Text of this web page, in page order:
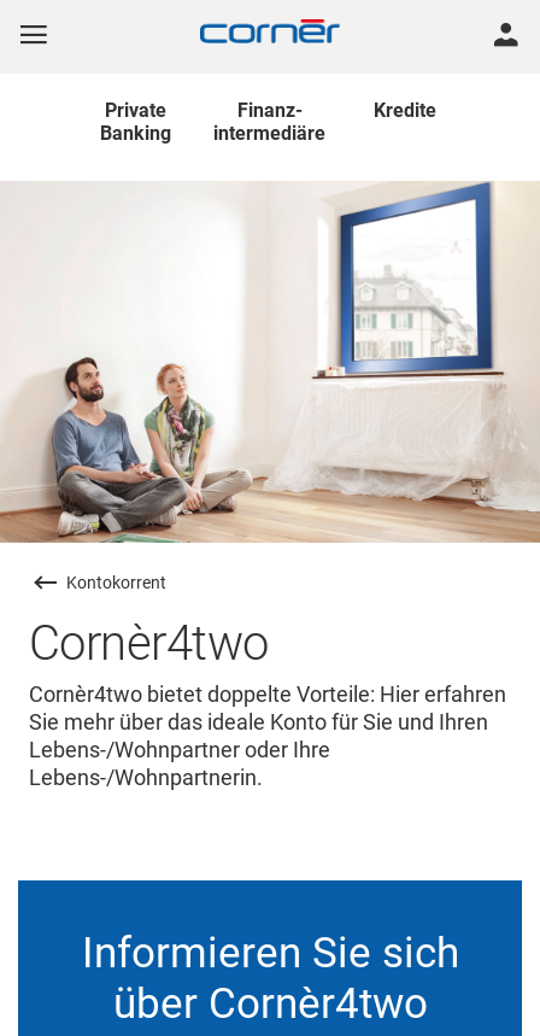
Private
Banking
Finanz-
intermediäre
Kredite
Kontokorrent
Cornèr4two
Cornèr4two bietet doppelte Vorteile: Hier erfahren
Sie mehr über das ideale Konto für Sie und Ihren
Lebens-/Wohnpartner oder Ihre
Lebens-/Wohnpartnerin.
Informieren Sie sich
über Cornèr4two